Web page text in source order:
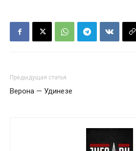
Предыдущая статья
Верона — Удинезе